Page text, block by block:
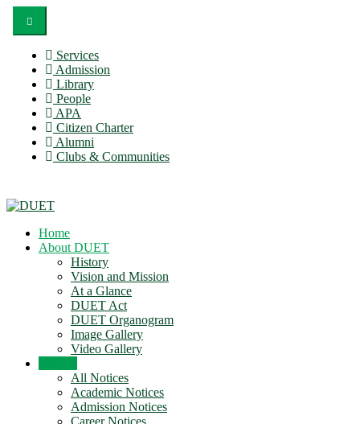
Services
Admission
Library
People
APA
Citizen Charter
Alumni
Clubs & Communities
Home
About DUET
History
Vision and Mission
At a Glance
DUET Act
DUET Organogram
Image Gallery
Video Gallery
All Notices
Academic Notices
Admission Notices
Career Notices